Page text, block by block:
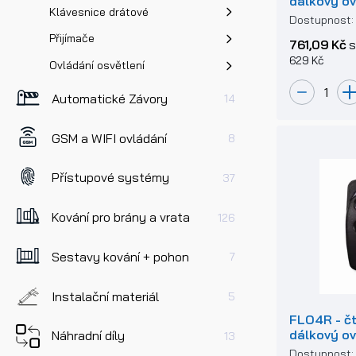
Klávesnice drátové
Přijímače
Ovládání osvětlení
Automatické Závory 14
GSM a WIFI ovládání 8
Přístupové systémy 37
Kování pro brány a vrata 126
Sestavy kování + pohon 7
Instalační materiál 5
Náhradní díly 13
pevným
Dostupnost:
761,09 Kčs
629 Kč
FLO4R -
dálkový
plovoucím